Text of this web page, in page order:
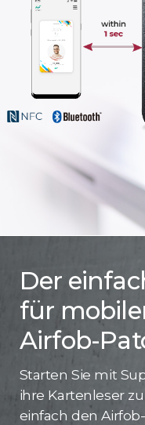
Der
für
Airfob-
Starten Sie mit
ihre Kartenleser
einfach den